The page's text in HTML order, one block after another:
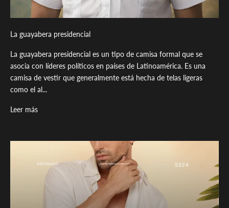
La guayabera presidencial
La guayabera presidencial es un tipo de camisa formal que se
asocia con líderes políticos en países de Latinoamérica. Es una
camisa de vestir que generalmente está hecha de telas ligeras
como el al...
Leer más